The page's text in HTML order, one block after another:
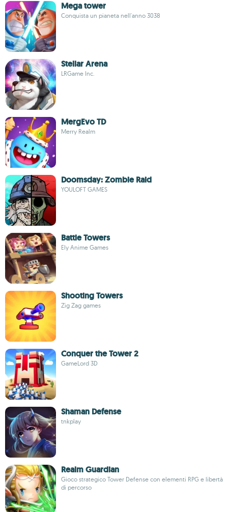
Mega tower
Conquista un pianeta nell'anno 3038
Stellar Arena
LRGame Inc.
MergEvo TD
Merry Realm
Doomsday: Zombie Raid
YOULOFT GAMES
Battle Towers
Ely Anime Games
Shooting Towers
Zig Zag games
Conquer the Tower 2
GameLord 3D
Shaman Defense
tnkplay
Realm Guardian
Gioco strategico Tower Defense con elementi RPG e libertà
di percorso